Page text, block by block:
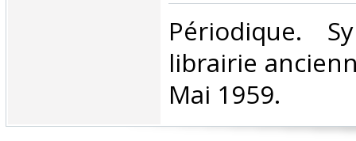
‎Périodique.
librairie
Mai 1959.‎